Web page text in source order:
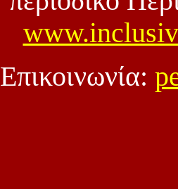
Eπικοινωνία: